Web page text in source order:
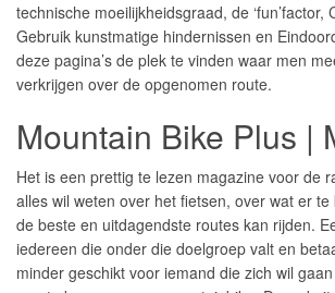
technische moeilijkheidsgraad, de ‘fun’factor,
Gebruik kunstmatige hindernissen en
deze pagina’s de plek te vinden waar men
verkrijgen over de opgenomen route.
Mountain Bike Plus |
Het is een prettig te lezen magazine voor de
alles wil weten over het fietsen, over wat er
de beste en uitdagendste routes kan rijden.
iedereen die onder die doelgroep valt en
minder geschikt voor iemand die zich wil